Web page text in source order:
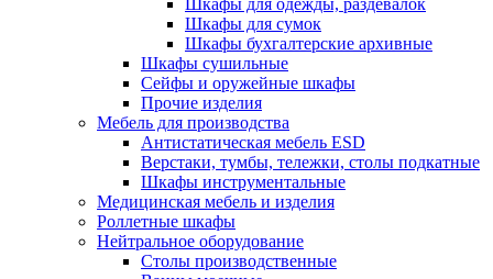
Шкафы для одежды, раздевалок
Шкафы для сумок
Шкафы бухгалтерские архивные
Шкафы сушильные
Сейфы и оружейные шкафы
Прочие изделия
Мебель для производства
Антистатическая мебель ESD
Верстаки, тумбы, тележки, столы подкатные
Шкафы инструментальные
Медицинская мебель и изделия
Роллетные шкафы
Нейтральное оборудование
Столы производственные